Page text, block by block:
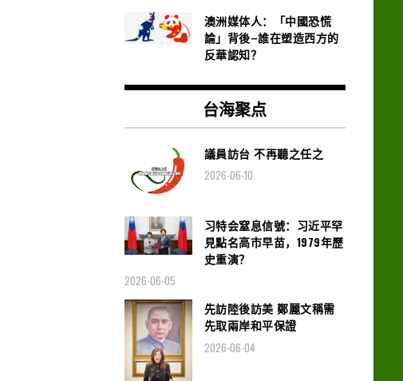
澳洲媒体人：「中國恐慌
論」背後–誰在塑造西方的
反華認知？
台海聚点
議員訪台 不再聽之任之
2026-06-10
习特会窒息信號：习近平罕
見點名高市早苗，1979年歷
史重演？
2026-06-05
先訪陸後訪美 鄭麗文稱需
先取兩岸和平保證
2026-06-04